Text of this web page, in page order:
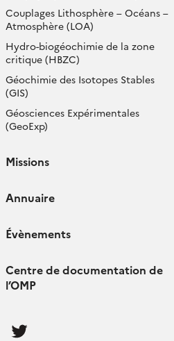
Couplages Lithosphère – Océans –
Atmosphère (LOA)
Hydro-biogéochimie de la zone
critique (HBZC)
Géochimie des Isotopes Stables
(GIS)
Géosciences Expérimentales
(GeoExp)
Missions
Annuaire
Évènements
Centre de documentation de
l’OMP